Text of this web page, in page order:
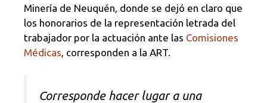
Minería de Neuquén, donde se dejó en claro que
los honorarios de la representación letrada del
trabajador por la actuación ante las Comisiones
Médicas, corresponden a la ART.
Corresponde hacer lugar a una